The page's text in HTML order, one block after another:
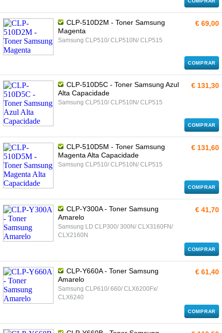
CLP-510D2M - Toner Samsung
Magenta
Samsung CLP510/ CLP510N/ CLP515
€ 69,00
COMPRAR
CLP-510D5C - Toner Samsung Azul
Alta Capacidade
Samsung CLP510/ CLP510N/ CLP515
€ 131,30
COMPRAR
CLP-510D5M - Toner Samsung
Magenta Alta Capacidade
Samsung CLP510/ CLP510N/ CLP515
€ 131,60
COMPRAR
CLP-Y300A - Toner Samsung
Amarelo
Samsung LD CLP300/ 300N/ CLX3160FN/
CLX2160N
€ 41,70
COMPRAR
CLP-Y660A - Toner Samsung
Amarelo
Samsung CLP610/ 660/ CLX6200Fx/
CLX6240
€ 61,40
COMPRAR